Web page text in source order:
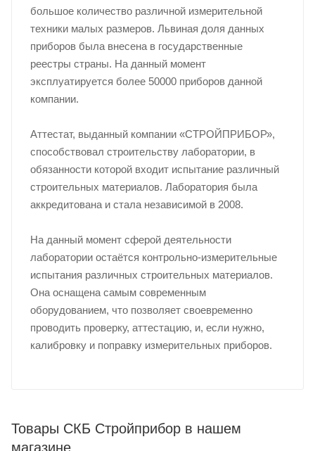
большое количество различной измерительной
техники малых размеров. Львиная доля данных
приборов была внесена в государственные
реестры страны. На данный момент
эксплуатируется более 50000 приборов данной
компании.
Аттестат, выданный компании «СТРОЙПРИБОР»,
способствовал строительству лаборатории, в
обязанности которой входит испытание различный
строительных материалов. Лаборатория была
аккредитована и стала независимой в 2008.
На данный момент сферой деятельности
лаборатории остаётся контрольно-измерительные
испытания различных строительных материалов.
Она оснащена самым современным
оборудованием, что позволяет своевременно
проводить проверку, аттестацию, и, если нужно,
калибровку и поправку измерительных приборов.
Товары СКБ Стройприбор в нашем
магазине